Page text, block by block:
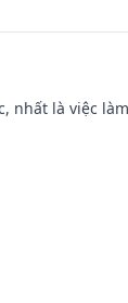
nhất là việc